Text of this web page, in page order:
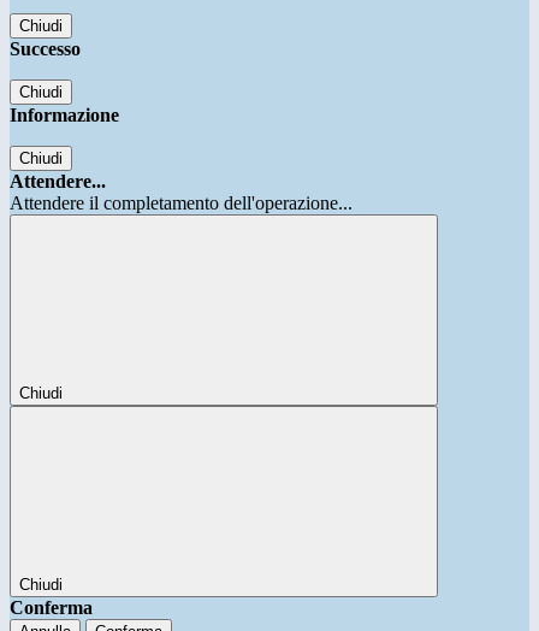
Chiudi
Successo
Chiudi
Informazione
Chiudi
Attendere...
Attendere il completamento dell'operazione...
Chiudi
Chiudi
Conferma